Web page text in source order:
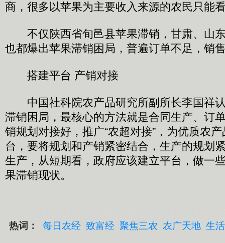
商，很多以苹果为主要收入来源的农民只能
不仅陕西省旬邑县苹果滞销，甘肃、山
也都爆出苹果滞销困局，普遍订单不足，销
搭建平台 产销对接
中国社科院农产品研究所副所长李国祥
滞销困局，最核心的方法就是合同生产、订
销规划对接好，推广“农超对接”，为优质农
台，要将规划和产销紧密结合，生产的规划
生产，从短期看，政府应该建立平台，做一
果滞销现状。
热词： 每日农经 致富经 聚焦三农 农广天地 生